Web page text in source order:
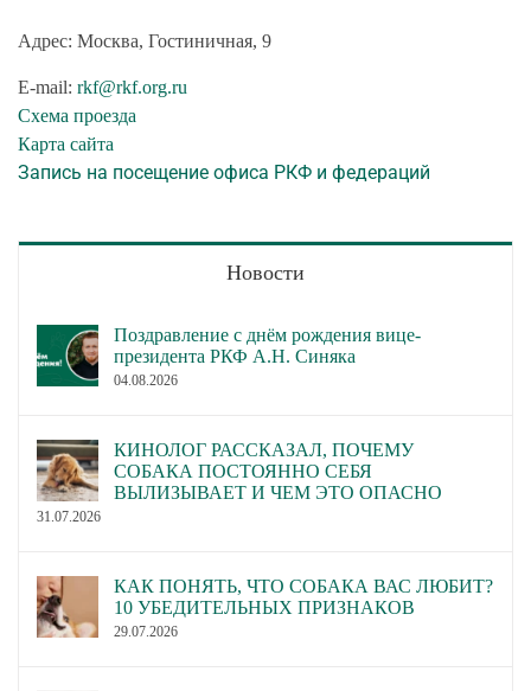
Адрес: Москва, Гостиничная, 9
E-mail: rkf@rkf.org.ru
Схема проезда
Карта сайта
Запись на посещение офиса РКФ и федераций
Новости
Поздравление с днём рождения вице-
президента РКФ А.Н. Синяка
04.08.2026
КИНОЛОГ РАССКАЗАЛ, ПОЧЕМУ
СОБАКА ПОСТОЯННО СЕБЯ
ВЫЛИЗЫВАЕТ И ЧЕМ ЭТО ОПАСНО
31.07.2026
КАК ПОНЯТЬ, ЧТО СОБАКА ВАС ЛЮБИТ?
10 УБЕДИТЕЛЬНЫХ ПРИЗНАКОВ
29.07.2026